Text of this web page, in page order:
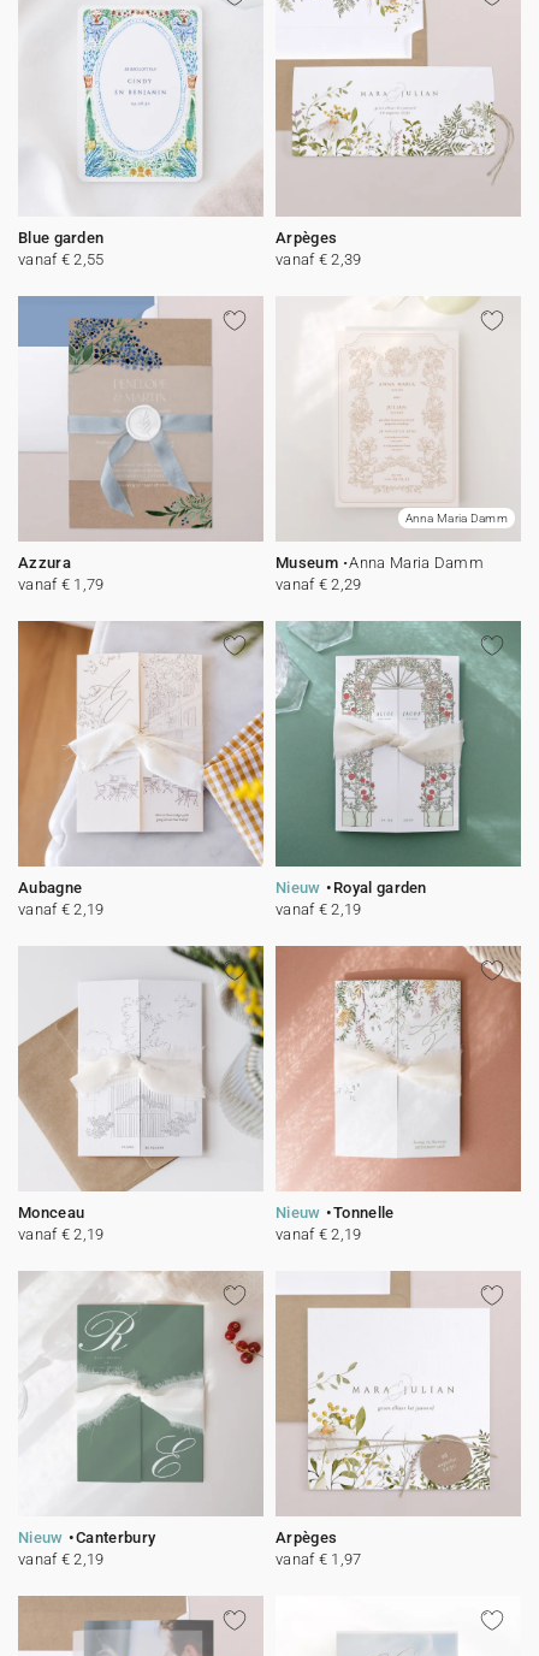
Blue garden
vanaf € 2,55
Arpèges
vanaf € 2,39
Azzura
vanaf € 1,79
Anna Maria Damm
Museum
Anna Maria Damm
vanaf € 2,29
Aubagne
vanaf € 2,19
Nieuw
Royal garden
vanaf € 2,19
Monceau
vanaf € 2,19
Nieuw
Tonnelle
vanaf € 2,19
Nieuw
Canterbury
vanaf € 2,19
Arpèges
vanaf € 1,97